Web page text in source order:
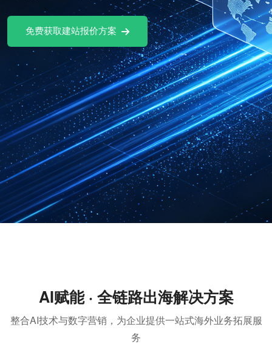
免费试用Ai社媒软件
AI赋能 · 全链路出海解决方案
整合AI技术与数字营销，为企业提供一站式海外业务拓展服
务